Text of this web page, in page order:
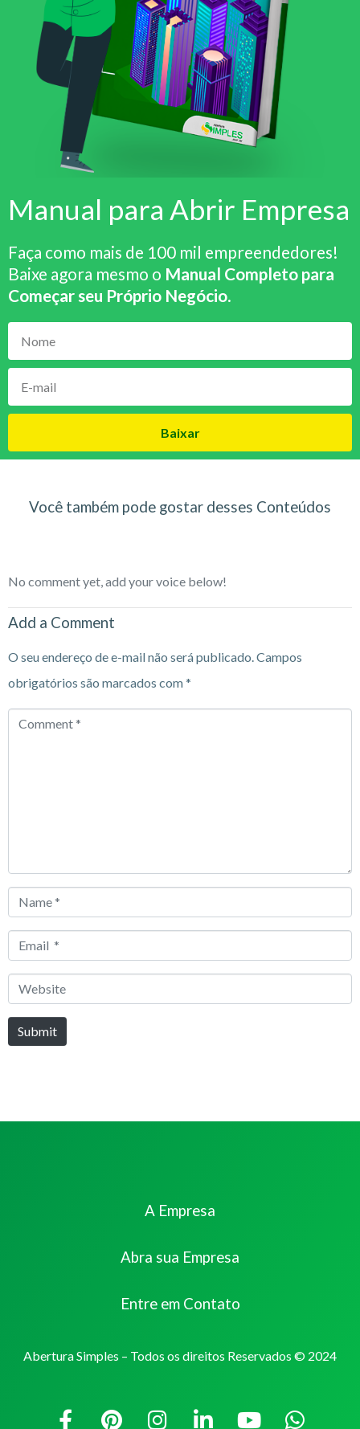
Manual para Abrir Empresa
Faça como mais de 100 mil empreendedores!
Baixe agora mesmo o Manual Completo para
Começar seu Próprio Negócio.
Baixar
Você também pode gostar desses Conteúdos
No comment yet, add your voice below!
Add a Comment
O seu endereço de e-mail não será publicado.Campos
obrigatórios são marcados com*
Comment
Name
Email
Website
Submit
A Empresa
Abra sua Empresa
Entre em Contato
Abertura Simples – Todos os direitos Reservados © 2024